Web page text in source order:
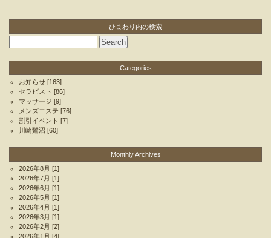
ひまわり内の検索
Categories
お知らせ [163]
セラピスト [86]
マッサージ [9]
メンズエステ [76]
割引イベント [7]
川崎鷺沼 [60]
Monthly Archives
2026年8月 [1]
2026年7月 [1]
2026年6月 [1]
2026年5月 [1]
2026年4月 [1]
2026年3月 [1]
2026年2月 [2]
2026年1月 [4]